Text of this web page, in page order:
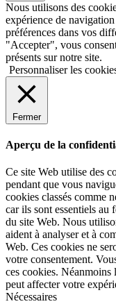
Nous utilisons des
expérience de
préférences dans vos
"Accepter", vous
présents sur notre site.
Personnaliser les
Fermer
Aperçu de la
Ce site Web utilise des
pendant que vous
cookies classés comme
car ils sont essentiels au
du site Web. Nous
aident à analyser et à
Web. Ces cookies ne
votre consentement.
ces cookies. Néanmoins
peut affecter votre
Nécessaires